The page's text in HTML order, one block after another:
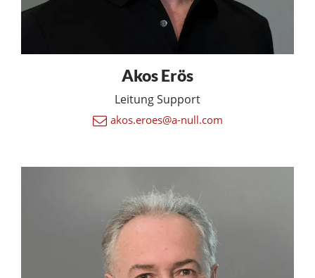
Akos Erös
Leitung Support
akos.eroes@a-null.com